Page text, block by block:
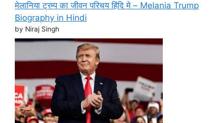
मेलानिया ट्रम्प का जीवन परिचय हिंदि मे – Melania Trump
Biography in Hindi
by Niraj Singh